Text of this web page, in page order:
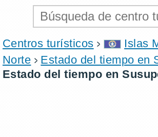
Centros turísticos
Islas
Norte
Estado del tiempo en
Estado del tiempo en